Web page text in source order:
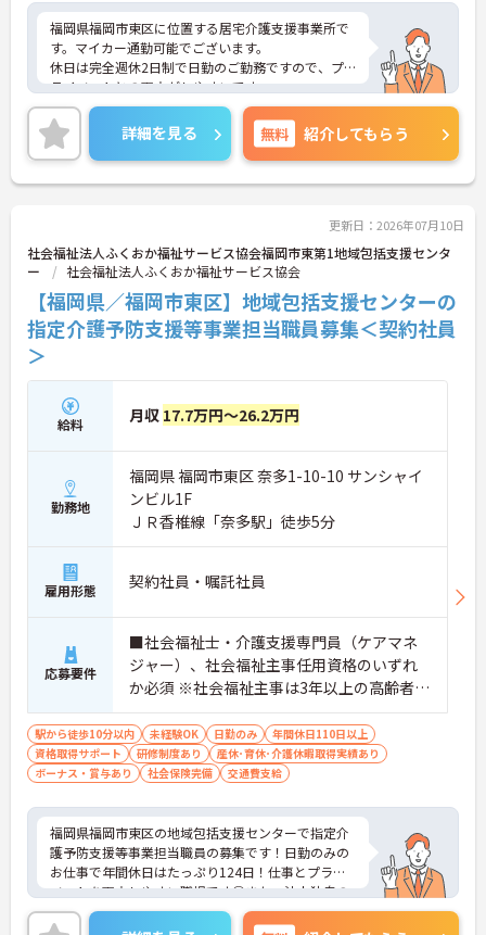
福岡県福岡市東区に位置する居宅介護支援事業所で
す。マイカー通勤可能でございます。
休日は完全週休2日制で日勤のご勤務ですので、プ
ライベートとの両立がしやすいです。
昇給や賞与制度があり頑張りが評価されてしっかり
と職員に還元されます。
ご興味のある方には、面接対策ポイントなど、さら
に詳細をお話しいたしますのでお気軽にご相談くだ
さい！
詳細を見る 無料 紹介してもらう
更新日：2026年07月10日
社会福祉法人ふくおか福祉サービス協会福岡市東第1地域包括支援センタ
ー
社会福祉法人ふくおか福祉サービス協会
【福岡県／福岡市東区】地域包括支援センターの
指定介護予防支援等事業担当職員募集＜契約社員
＞
給料 月収 17.7万円～26.2万円
勤務地
福岡県 福岡市東区 奈多1-10-10 サンシャイ
ンビル1F
ＪＲ香椎線「奈多駅」徒歩5分
雇用形態 契約社員・嘱託社員
応募要件
■社会福祉士・介護支援専門員（ケアマネ
ジャー）、社会福祉主事任用資格のいずれ
か必須 ※社会福祉主事は3年以上の高齢者保
健福祉に関する相談経験が必要、社会福祉
士・介護支援専門員については経験不問 ■
普通自動車運転免許（AT限定可）あれば尚
可
駅から徒歩10分以内 未経験OK 日勤のみ
年間休日110日以上
資格取得サポート
研修制度あり
産休･育休･介護休暇取得実績あり
ボーナス・賞与あり
社会保険完備 交通費支給
福岡県福岡市東区の地域包括支援センターで指定介
護予防支援等事業担当職員の募集です！日勤のみの
お仕事で年間休日はたっぷり124日！仕事とプライ
ベートを両立しやすい職場です◎また、法人独自の
育児支援制度があるので、ご家族がいる方でも安心
して働くことができます♪ご興味のある方は面接ポ